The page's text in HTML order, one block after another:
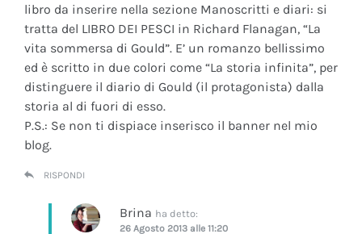
libro da inserire nella sezione Manoscritti e diari: si
tratta del LIBRO DEI PESCI in Richard Flanagan, “La
vita sommersa di Gould”. E’ un romanzo bellissimo
ed è scritto in due colori come “La storia infinita”, per
distinguere il diario di Gould (il protagonista) dalla
storia al di fuori di esso.
P.S.: Se non ti dispiace inserisco il banner nel mio
blog.
RISPONDI
Brina ha detto:
26 Agosto 2013 alle 11:20